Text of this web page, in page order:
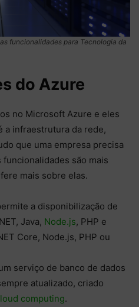
funcionalidades para Tecnologia da
do Azure
no Microsoft Azure e eles
a infraestrutura da rede,
que uma empresa precisa
funcionalidades são mais
mais sobre elas.
a disponibilização de
Java, Node.js, PHP e
Core, Node.js, PHP ou
serviço de banco de dados
atualizado, criado
computing.